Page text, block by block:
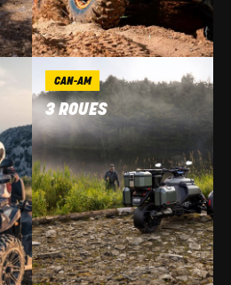
CAN-AM
3 ROUES